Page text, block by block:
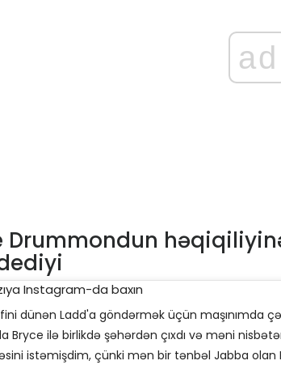
ad
Drummondun
Instagram-da baxın
dünən Ladd'a göndərmək üçün maşınımda
Bryce ilə birlikdə şəhərdən çıxdı və məni
istəmişdim, çünki mən bir tənbəl Jabba olan